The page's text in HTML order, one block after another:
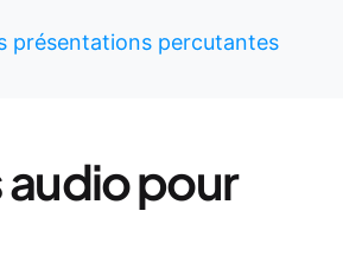
présentations percutantes
pour